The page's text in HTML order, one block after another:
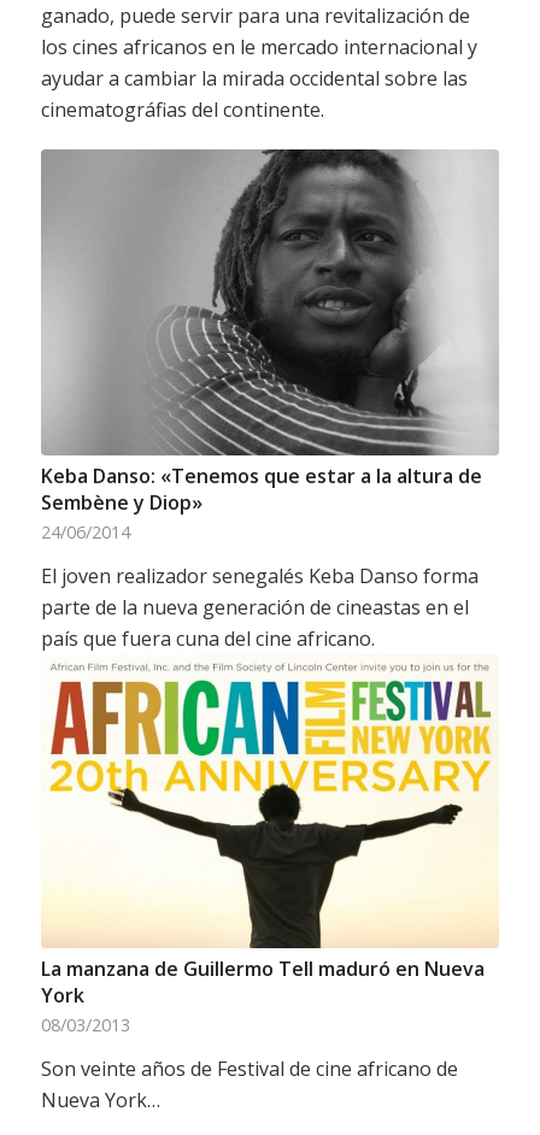
ganado, puede servir para una revitalización de
los cines africanos en le mercado internacional y
ayudar a cambiar la mirada occidental sobre las
cinematográfias del continente.
Keba Danso: «Tenemos que estar a la altura de
Sembène y Diop»
24/06/2014
El joven realizador senegalés Keba Danso forma
parte de la nueva generación de cineastas en el
país que fuera cuna del cine africano.
La manzana de Guillermo Tell maduró en Nueva
York
08/03/2013
Son veinte años de Festival de cine africano de
Nueva York…